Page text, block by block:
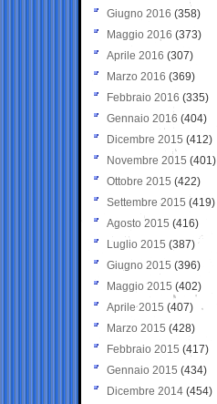
Giugno 2016 (358)
Maggio 2016 (373)
Aprile 2016 (307)
Marzo 2016 (369)
Febbraio 2016 (335)
Gennaio 2016 (404)
Dicembre 2015 (412)
Novembre 2015 (401)
Ottobre 2015 (422)
Settembre 2015 (419)
Agosto 2015 (416)
Luglio 2015 (387)
Giugno 2015 (396)
Maggio 2015 (402)
Aprile 2015 (407)
Marzo 2015 (428)
Febbraio 2015 (417)
Gennaio 2015 (434)
Dicembre 2014 (454)